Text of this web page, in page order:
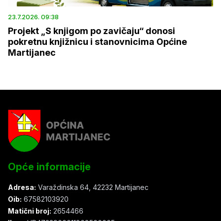
23.7.2026. 09:38
Projekt „S knjigom po zavičaju“ donosi
pokretnu knjižnicu i stanovnicima Općine
Martijanec
Opće informacije
Adresa: Varaždinska 64, 42232 Martijanec
Oib: 67582103920
Matični broj: 2654466